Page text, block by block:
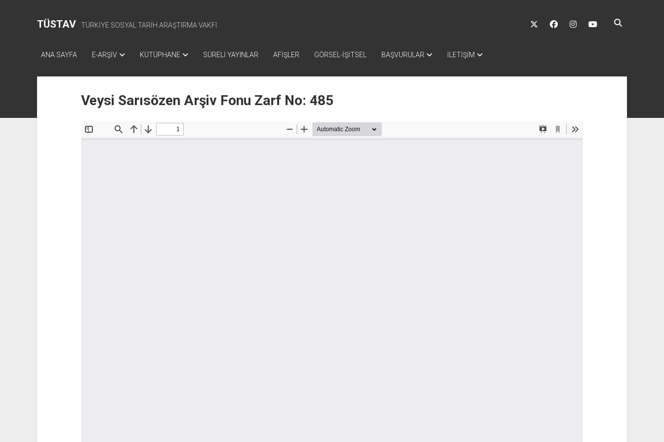
TÜSTAV TÜRKİYE SOSYAL TARİH ARAŞTIRMA VAKFI
twitter facebookinstagramyoutube
ANA SAYFA E-ARŞİV KÜTÜPHANE SÜRELİ YAYINLAR AFİŞLER GÖRSEL-İŞİTSEL BAŞVURULAR İLETİŞİM
Veysi Sarısözen Arşiv Fonu Zarf No: 485